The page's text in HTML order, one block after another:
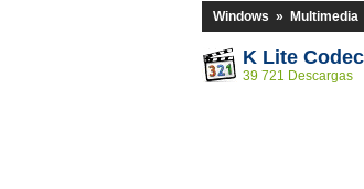
Windows » Multimedia
K Lite
39 721 Descargas